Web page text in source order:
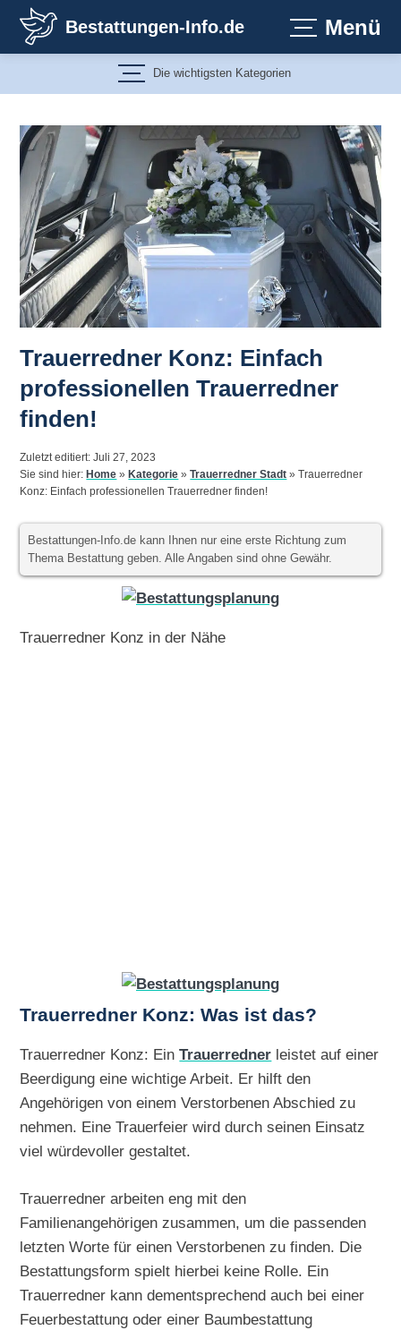
Inhalt
springen
Bestattungen-Info.de Menü
Die wichtigsten Kategorien
Trauerredner Konz: Einfach
professionellen Trauerredner
finden!
Zuletzt editiert: Juli 27, 2023
Sie sind hier: Home » Kategorie »Trauerredner Stadt »Trauerredner
Konz: Einfach professionellen Trauerredner finden!
Bestattungen-Info.de kann Ihnen nur eine erste Richtung zum
Thema Bestattung geben. Alle Angaben sind ohne Gewähr.
Trauerredner Konz in der Nähe
Trauerredner Konz: Was ist das?
Trauerredner Konz: EinTrauerredner leistet auf einer
Beerdigung eine wichtige Arbeit. Er hilft den
Angehörigen von einem Verstorbenen Abschied zu
nehmen. Eine Trauerfeier wird durch seinen Einsatz
viel würdevoller gestaltet.
Trauerredner arbeiten eng mit den
Familienangehörigen zusammen, um die passenden
letzten Worte für einen Verstorbenen zu finden. Die
Bestattungsform spielt hierbei keine Rolle. Ein
Trauerredner kann dementsprechend auch bei einer
Feuerbestattung oder einer Baumbestattung